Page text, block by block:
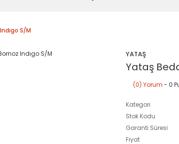
S/M
YATAŞ
Yataş
(0) Yorum - 0
Kategori
Stok Kodu
Garanti Süresi
Fiyat